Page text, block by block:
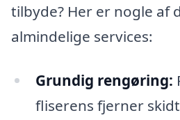
tilbyde? Her er nogle af
almindelige services:
Grundig rengøring:
fliserens fjerner